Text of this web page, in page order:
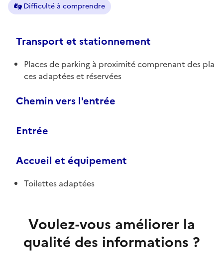
Difficulté à comprendre
Transport et stationnement
Places de parking à proximité comprenant des pla
ces adaptées et réservées
Chemin vers l'entrée
Entrée
Accueil et équipement
Toilettes adaptées
Voulez-vous améliorer la
qualité des informations ?